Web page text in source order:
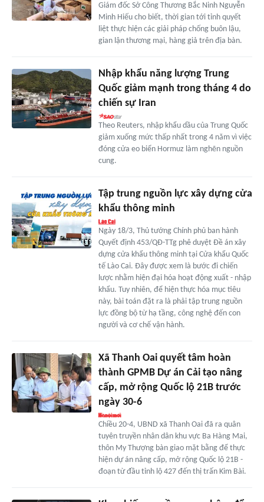
Giám đốc Sở Công Thương Bắc Ninh Nguyễn
Minh Hiếu cho biết, thời gian tới tỉnh quyết
liệt thực hiện các giải pháp chống buôn lậu,
gian lận thương mại, hàng giả trên địa bàn.
Nhập khẩu năng lượng Trung
Quốc giảm mạnh trong tháng 4 do
chiến sự Iran
Theo Reuters, nhập khẩu dầu của Trung Quốc
giảm xuống mức thấp nhất trong 4 năm vì việc
đóng cửa eo biển Hormuz làm nghẽn nguồn
cung.
Tập trung nguồn lực xây dựng cửa
khẩu thông minh
Ngày 18/3, Thủ tướng Chính phủ ban hành
Quyết định 453/QĐ-TTg phê duyệt Đề án xây
dựng cửa khẩu thông minh tại Cửa khẩu Quốc
tế Lào Cai. Đây được xem là bước đi chiến
lược nhằm hiện đại hóa hoạt động xuất - nhập
khẩu. Tuy nhiên, để hiện thực hóa mục tiêu
này, bài toán đặt ra là phải tập trung nguồn
lực đồng bộ từ hạ tầng, công nghệ đến con
người và cơ chế vận hành.
Xã Thanh Oai quyết tâm hoàn
thành GPMB Dự án Cải tạo nâng
cấp, mở rộng Quốc lộ 21B trước
ngày 30-6
Chiều 20-4, UBND xã Thanh Oai đã ra quân
tuyên truyền nhân dân khu vực Ba Hàng Mai,
thôn My Thượng bàn giao mặt bằng để thực
hiện dự án nâng cấp, mở rộng Quốc lộ 21B -
đoạn từ đầu tỉnh lộ 427 đến thị trấn Kim Bài.